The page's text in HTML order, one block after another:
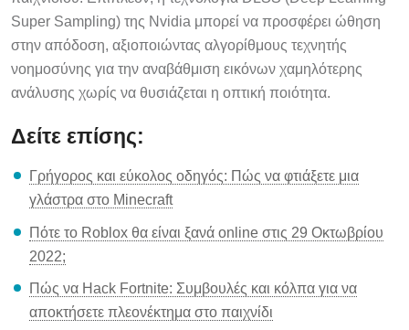
Super Sampling) της Nvidia μπορεί να προσφέρει ώθηση
στην απόδοση, αξιοποιώντας αλγορίθμους τεχνητής
νοημοσύνης για την αναβάθμιση εικόνων χαμηλότερης
ανάλυσης χωρίς να θυσιάζεται η οπτική ποιότητα.
Δείτε επίσης:
Γρήγορος και εύκολος οδηγός: Πώς να φτιάξετε μια
γλάστρα στο Minecraft
Πότε το Roblox θα είναι ξανά online στις 29 Οκτωβρίου
2022;
Πώς να Hack Fortnite: Συμβουλές και κόλπα για να
αποκτήσετε πλεονέκτημα στο παιχνίδι